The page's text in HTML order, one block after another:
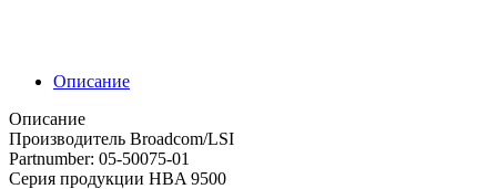
Описание
Описание
Производитель Broadcom/LSI
Partnumber: 05-50075-01
Серия продукции HBA 9500